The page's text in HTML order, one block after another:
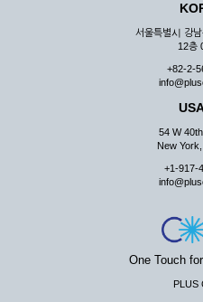
② 회원은 이용신청서의 기재
서비스를 통하여 그 내용을 회
③ 다른 회원의 ID와 비밀번호
④ 회원은 회사의 서비스에서
아야 하며 공공질서나 미풍약
리 행위도 할 수 없습니다.
사가 통지하는 사항을 준수하
해되는 행위를 하여서는 아니 됩
제8조 (회원의 관리)
① 회원은 언제든 이 약관에 대
서울특별시 강
12층
+82-2-
54 W
New
+1-917-
One Touch
PLUS